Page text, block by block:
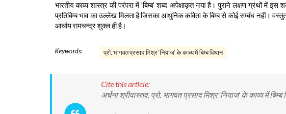
भारतीय काव्य शास्त्र की परंपरा में ’बिम्ब‘ शब्द अपेक्षाकृत नया है। पुराने लक्षण ग्रंथों में
प्रतिबिम्ब भाव का उल्लेख मिलता है जिसका आधुनिक कविता के बिम्ब से कोई सम्बंध नही।
आर्चाय रामचन्द्र शुक्ल ही है।
Keywords: प्रो. भागवत प्रसाद मिश्र ‘नियाज‘ के काव्य में बिम्ब विधान
Cite this article:
अर्चना श्रीवास्तव. प्रो. भागवत प्रसाद मिश्र ‘नियाज‘ के काव्य में